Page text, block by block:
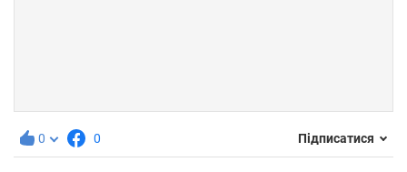
0 0 Підписатися